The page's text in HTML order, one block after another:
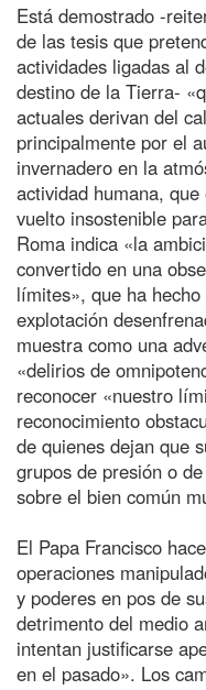
Está demostrado -
de las tesis que
actividades ligadas al
destino de la Tierra-
actuales derivan del
principalmente por el
invernadero en la
actividad humana,
vuelto insostenible
Roma indica «la
convertido en una
límites», que ha
explotación
muestra como una
«delirios de
reconocer «nuestro
reconocimiento
de quienes dejan que
grupos de presión o
sobre el bien común
El Papa Francisco
operaciones
y poderes en pos de
detrimento del medio
intentan justificarse
en el pasado». Los